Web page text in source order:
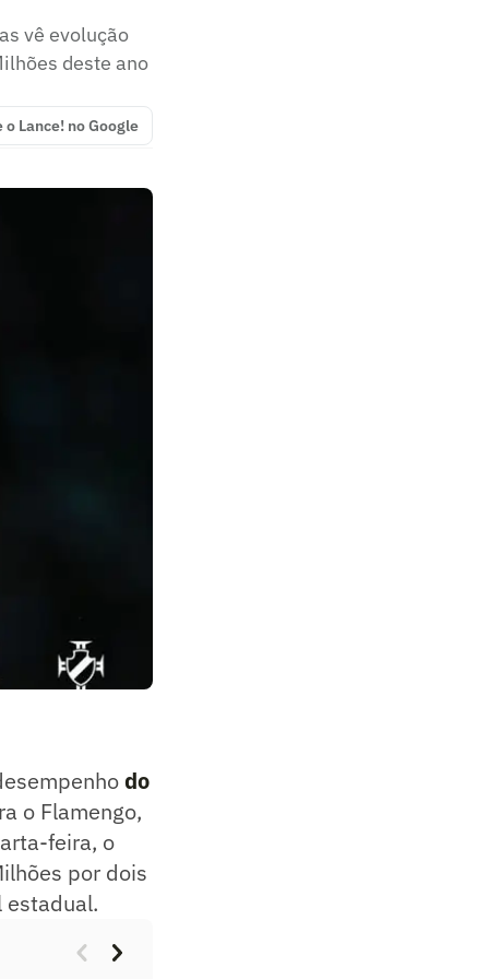
vê evolução
deste ano
o Lance! no Google
do
o Flamengo,
feira, o
por dois
estadual.